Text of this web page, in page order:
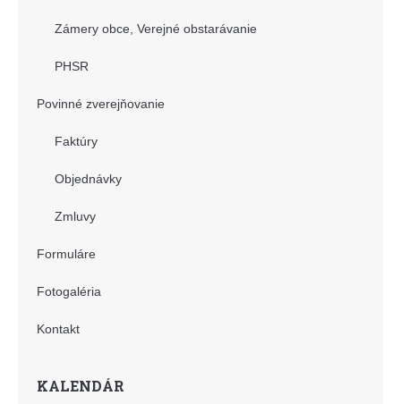
Zámery obce, Verejné obstarávanie
PHSR
Povinné zverejňovanie
Faktúry
Objednávky
Zmluvy
Formuláre
Fotogaléria
Kontakt
KALENDÁR